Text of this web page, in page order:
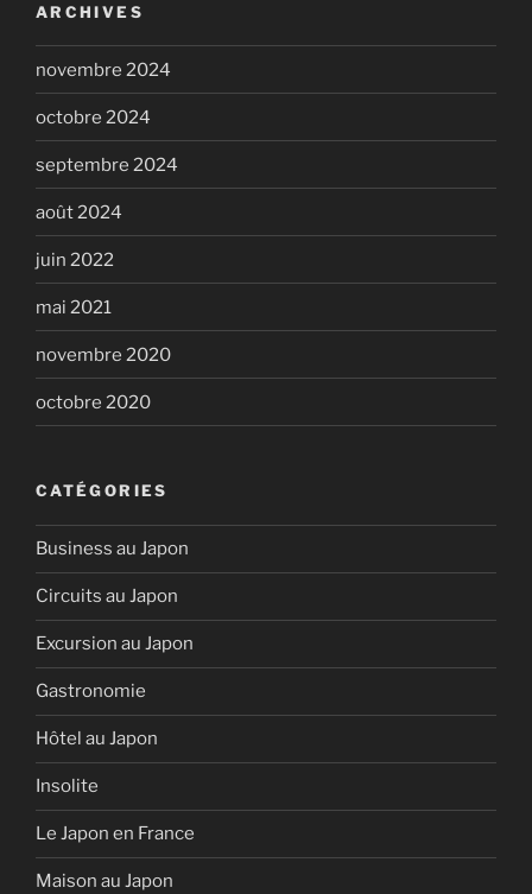
ARCHIVES
novembre 2024
octobre 2024
septembre 2024
août 2024
juin 2022
mai 2021
novembre 2020
octobre 2020
CATÉGORIES
Business au Japon
Circuits au Japon
Excursion au Japon
Gastronomie
Hôtel au Japon
Insolite
Le Japon en France
Maison au Japon